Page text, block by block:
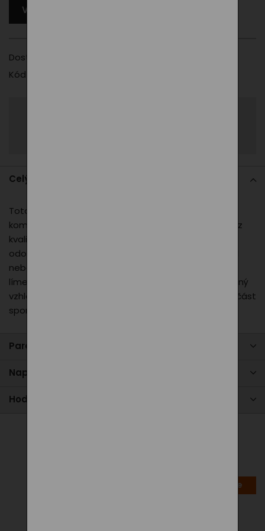
VYBERTE JINOU VARIANTU
Dostupnost
Kód produktu
Celý popis
Toto elegantní pánské polo tričko s límečkem
kombinuje pohodlí s nadčasovým stylem. Vyrobeno z
kvalitního materiálu, poskytuje maximální komfort a
odolnost. Perfektní volba pro business casual vzhled
nebo neformální příležitosti. Disponuje klasickým
límečkem a knoflíky, které dodávají tričku sofistikovaný
vzhled. Ideální pro kancelář, volný čas nebo jako součást
sportovního outfitu.
Parametry produktu
Napište nám
Hodnocení
akce